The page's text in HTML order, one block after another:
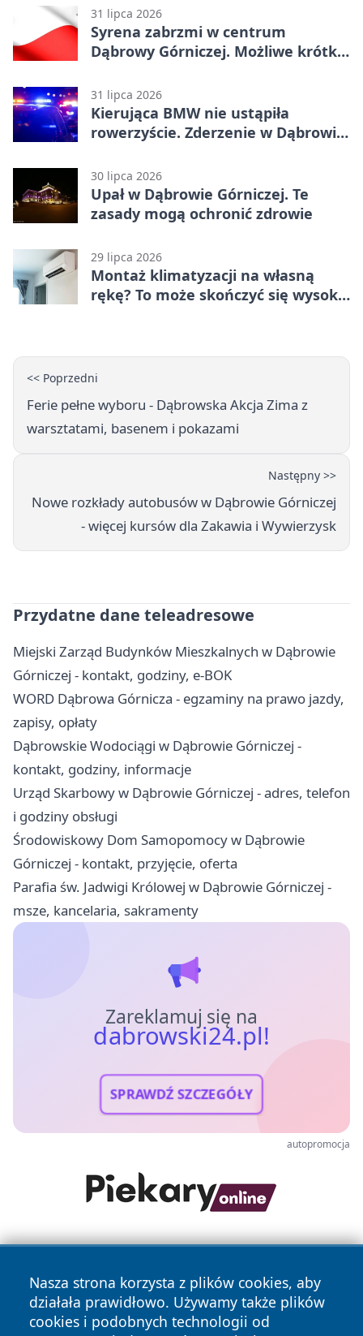
31 lipca 2026
Syrena zabrzmi w centrum
Dąbrowy Górniczej. Możliwe krótkie
31 lipca 2026
Kierująca BMW nie ustąpiła
rowerzyście. Zderzenie w Dąbrowie
30 lipca 2026
Upał w Dąbrowie Górniczej. Te
zasady mogą ochronić zdrowie
29 lipca 2026
Montaż klimatyzacji na własną
rękę? To może skończyć się wysoką
<< Poprzedni
Ferie pełne wyboru - Dąbrowska Akcja Zima z
warsztatami, basenem i pokazami
Następny >>
Nowe rozkłady autobusów w Dąbrowie Górniczej
- więcej kursów dla Zakawia i Wywierzysk
Przydatne dane teleadresowe
Miejski Zarząd Budynków Mieszkalnych w Dąbrowie
Górniczej - kontakt, godziny, e-BOK
WORD Dąbrowa Górnicza - egzaminy na prawo jazdy,
zapisy, opłaty
Dąbrowskie Wodociągi w Dąbrowie Górniczej -
kontakt, godziny, informacje
Urząd Skarbowy w Dąbrowie Górniczej - adres, telefon
i godziny obsługi
Środowiskowy Dom Samopomocy w Dąbrowie
Górniczej - kontakt, przyjęcie, oferta
Parafia św. Jadwigi Królowej w Dąbrowie Górniczej -
msze, kancelaria, sakramenty
Zareklamuj się na
dabrowski24.pl!
SPRAWDŹ SZCZEGÓŁY
autopromocja
Nasza strona korzysta z plików cookies, aby
działała prawidłowo. Używamy także plików
cookies i podobnych technologii od